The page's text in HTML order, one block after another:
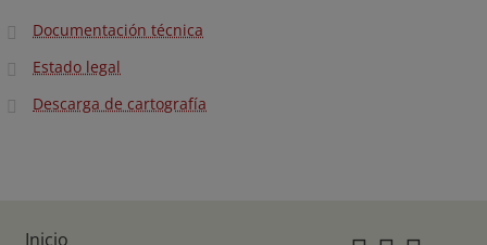
Documentación técnica
Estado legal
Descarga de cartografía
Inicio